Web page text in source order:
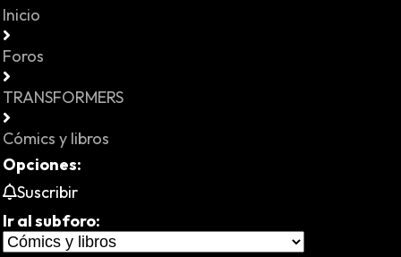
Inicio
Foros
TRANSFORMERS
Cómics y libros
Opciones:
Suscribir
Ir al subforo: